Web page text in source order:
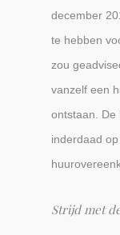
december
te hebben
zou
vanzelf een
ontstaan. De
inderdaad
Strijd met